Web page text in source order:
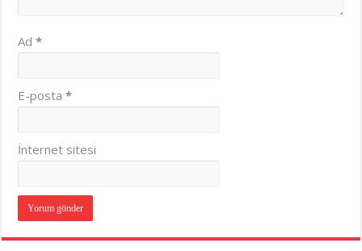
Ad*
E-posta*
İnternet sitesi